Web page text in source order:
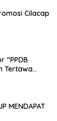
Cilacap
“PPDB
Tertawa
MENDAPAT